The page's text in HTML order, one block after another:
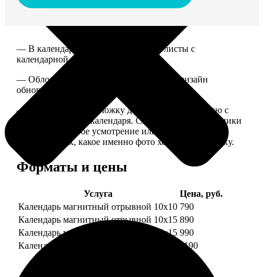
— В календаре 13 листов: обложка+листы с
календарной сеткой.
— Обложка для календаря стандартная, дизайн
обновляем каждый год.
— В кружочек на обложку добавляем фотографию с
одной из страниц календаря. Снимок наши сотрудники
выбирают на свое усмотрение или пишите в
комментариях, какое именно фото хотите на обложку.
Форматы и цены
Услуга
Цена, руб.
Календарь магнитный отрывной 10x10 790
Календарь магнитный отрывной 10x15 890
Календарь магнитный отрывной 15x15 990
Календарь магнитный отрывной 15x20
1190